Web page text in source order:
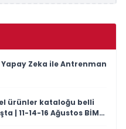
Zeka ile Antrenman
ürünler kataloğu belli
| 11-14-16 Ağustos BİM